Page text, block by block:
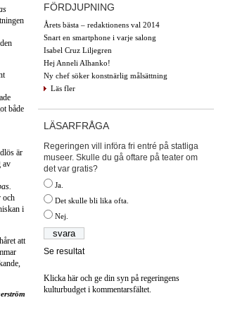
både
är
av
och
i
att
FÖRDJUPNING
Årets bästa – redaktionens val 2014
Snart en smartphone i varje salong
Isabel Cruz Liljegren
Hej Anneli Alhanko!
Ny chef söker konstnärlig målsättning
Läs fler
LÄSARFRÅGA
Regeringen vill införa fri entré på statliga
museer. Skulle du gå oftare på teater om
det var gratis?
Ja.
Det skulle bli lika ofta.
Nej.
Se resultat
Klicka här och ge din syn på regeringens
kulturbudget i kommentarsfältet.